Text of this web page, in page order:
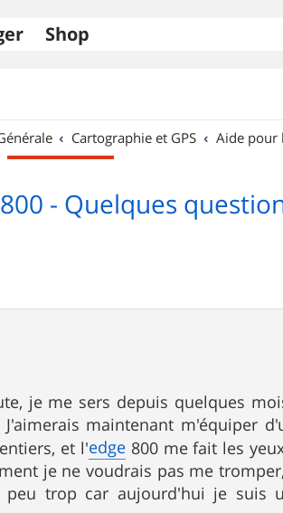
Shop
Cartographie et GPS Aide pour
800 - Quelques
je me sers depuis quelques
maintenant m'équiper
et l'edge800 me fait les
je ne voudrais pas me
peu trop car aujourd'hui je suis